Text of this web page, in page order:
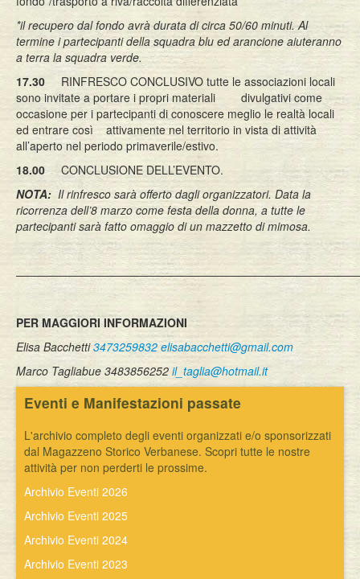
*il recupero dal fondo avrà durata di circa 50/60 minuti. Al
termine i partecipanti della squadra blu ed arancione aiuteranno
a terra la squadra verde.
17.30
RINFRESCO CONCLUSIVO tutte le associazioni locali
sono invitate a portare i propri materiali divulgativi come
occasione per i partecipanti di conoscere meglio le realtà locali
ed entrare così attivamente nel territorio in vista di attività
all’aperto nel periodo primaverile/estivo.
18.00CONCLUSIONE DELL’EVENTO.
NOTA: Il rinfresco sarà offerto dagli organizzatori. Data la
ricorrenza dell’8 marzo come festa della donna, a tutte le
partecipanti sarà fatto omaggio di un mazzetto di mimosa.
PER MAGGIORI INFORMAZIONI
Elisa Bacchetti3473259832 elisabacchetti@gmail.com
Marco Tagliabue 3483856252 il_taglia@hotmail.it
Eventi e Manifestazioni passate
L'archivio completo degli eventi organizzati e/o sponsorizzati
dal Magazzeno Storico Verbanese. Scopri tutte le nostre
attività per non perderti le prossime.
Archivio Eventi 2026
Archivio Eventi 2025
Archivio Eventi 2024
Archivio Eventi 2023